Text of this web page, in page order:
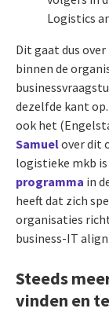
Logistics
Dit gaat dus
binnen de
dezelfde kant
ook het
Samuelover dit
logistieke mkb
programma in
heeft dat zich
organisaties
business-IT
Steeds
vinden en